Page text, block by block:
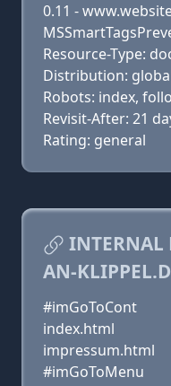
0.11 -
Resource-Type:
Distribution:
Robots: index,
Revisit-After: 21
Rating: general
AN-
#imGoToCont
index.html
impressum.html
#imGoToMenu